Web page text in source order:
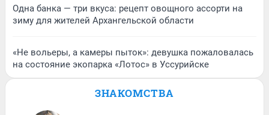
Одна банка — три вкуса: рецепт овощного ассорти на
зиму для жителей Архангельской области
«Не вольеры, а камеры пыток»: девушка пожаловалась
на состояние экопарка «Лотос» в Уссурийске
ЗНАКОМСТВА